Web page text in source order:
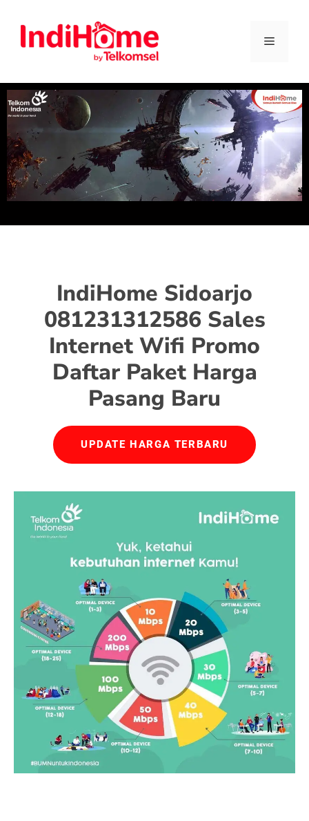
IndiHome Sidoarjo
081231312586 Sales
Internet Wifi Promo
Daftar Paket Harga
Pasang Baru
UPDATE HARGA TERBARU